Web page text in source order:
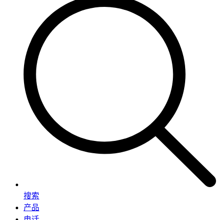
搜索
产品